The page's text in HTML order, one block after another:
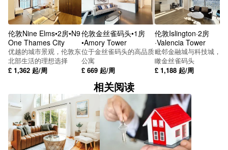
伦敦Nine Elms•2房•N9
One Thames City
优越的城市景观，伦敦东
北部生活的理想选择
£ 1,362 起/周
伦敦金丝雀码头•1房
•Amory Tower
位于金丝雀码头的高品质
公寓
£ 669 起/周
伦敦Islington·2房
·Valencia Tower
毗邻金融城与科技城，俯
瞰金丝雀码头
£ 1,188 起/周
相关阅读